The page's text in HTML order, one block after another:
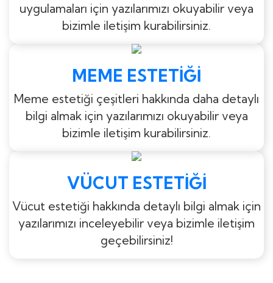
uygulamaları için yazılarımızı okuyabilir veya
bizimle iletişim kurabilirsiniz.
MEME ESTETIĞI
Meme estetiği çeşitleri hakkında daha detaylı
bilgi almak için yazılarımızı okuyabilir veya
bizimle iletişim kurabilirsiniz.
VÜCUT ESTETIĞI
Vücut estetiği hakkında detaylı bilgi almak için
yazılarımızı inceleyebilir veya bizimle iletişim
geçebilirsiniz!